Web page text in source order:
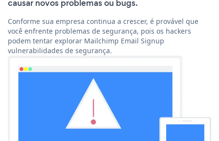
causar novos problemas ou bugs.
Conforme sua empresa continua a crescer, é provável que
você enfrente problemas de segurança, pois os hackers
podem tentar explorar Mailchimp Email Signup
vulnerabilidades de segurança.